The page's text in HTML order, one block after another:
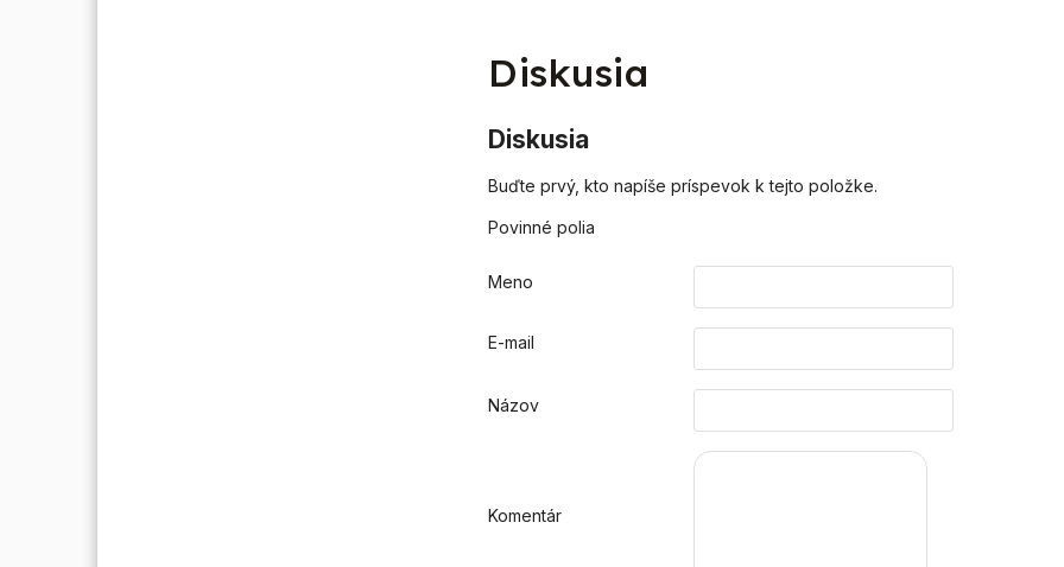
Diskusia
Diskusia
Buďte prvý, kto napíše príspevok k tejto položke.
Povinné polia
Meno
E-mail
Názov
Komentár